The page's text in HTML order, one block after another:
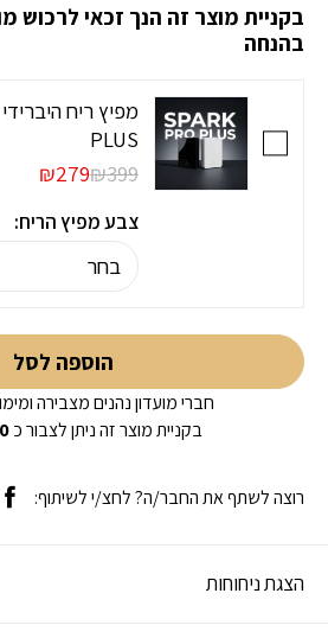
בקניית מוצר זה הנך זכאי לרכוש
בהנחה
PLUS
₪399
₪279
צבע מפיץ הריח:
הוספה לסל
חברי מועדון נהנים מצבירה
בקניית מוצר זה ניתן לצבור כ
הצגת ניחוחות
רוצה לשתף את החבר/ה? לחצ/י לשיתוף: